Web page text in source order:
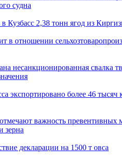
судна
Кузбасс 2,38 тонн ягод из
в отношении
несанкционированная свалка
экспортировано более 46 тысяч
важность превентивных
зерна
декларации на 1500 т овса